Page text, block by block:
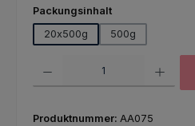
Packungsinhaltauswählen
20x500g
500g
Produktnummer: AA075